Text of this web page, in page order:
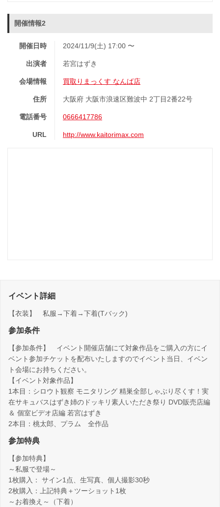
開催情報2
開催日時 2024/11/9(土) 17:00 〜
出演者 若宮はずき
会場情報 買取りまっくす なんば店
住所 大阪府 大阪市浪速区難波中 2丁目2番22号
電話番号 0666417786
URL http://www.kaitorimax.com
イベント詳細
【衣装】 私服→下着→下着(Tバック)
参加条件
【参加条件】 イベント開催店舗にて対象作品をご購入の方にイ
ベント参加チケットを配布いたしますのでイベント当日、イベン
ト会場にお持ちください。
【イベント対象作品】
1本目：シロウト観察 モニタリング 精巣全部しゃぶり尽くす！実
在サキュバスはずき姉のドッキリ素人いただき祭り DVD販売店編
＆ 個室ビデオ店編 若宮はずき
2本目：桃太郎、プラム 全作品
参加特典
【参加特典】
～私服で登場～
1枚購入： サイン1点、生写真、個人撮影30秒
2枚購入：上記特典＋ツーショット1枚
～お着換え～（下着）